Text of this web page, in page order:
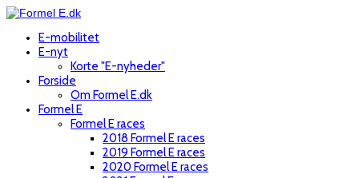
E-mobilitet
E-nyt
Korte "E-nyheder"
Forside
Om Formel E.dk
Formel E
Formel E races
2018 Formel E races
2019 Formel E races
2020 Formel E races